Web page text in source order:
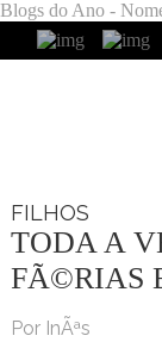
Blogs do Ano -
FILHOS
TODA A
FÃ©RIAS
Por InÃªs